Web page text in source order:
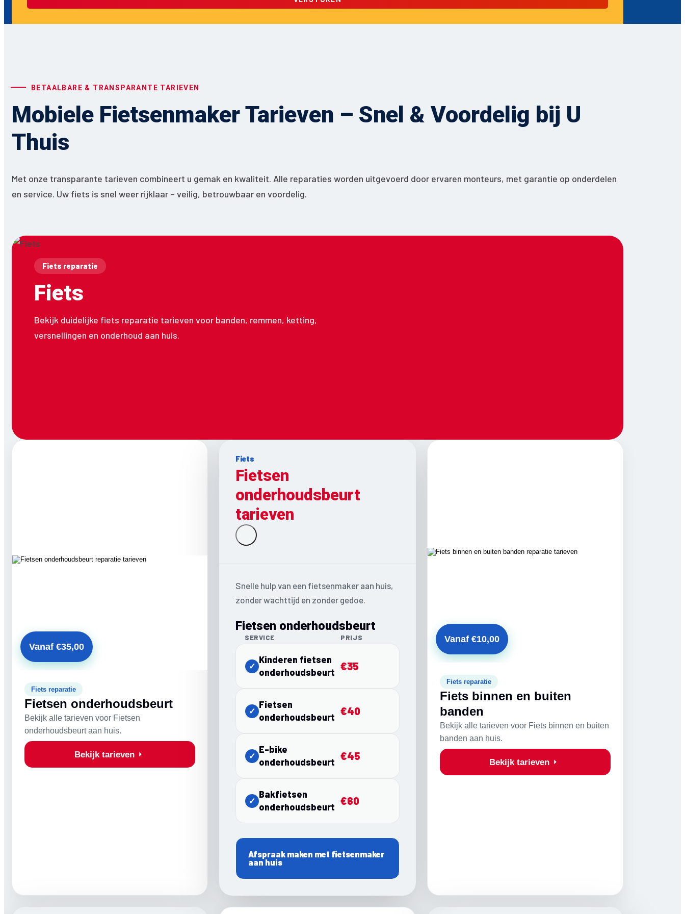
BETAALBARE & TRANSPARANTE TARIEVEN
Mobiele Fietsenmaker Tarieven – Snel & Voordelig bij U
Thuis
Met onze transparante tarieven combineert u gemak en kwaliteit. Alle reparaties worden uitgevoerd door ervaren monteurs, met garantie op onderdelen
en service. Uw fiets is snel weer rijklaar – veilig, betrouwbaar en voordelig.
Fiets reparatie
Fiets
Bekijk duidelijke fiets reparatie tarieven voor banden, remmen, ketting,
versnellingen en onderhoud aan huis.
Vanaf €35,00
Fiets reparatie
Fietsen onderhoudsbeurt
Bekijk alle tarieven voor Fietsen
onderhoudsbeurt aan huis.
Bekijk tarieven
Fiets
Fietsen
onderhoudsbeurt
tarieven
Snelle hulp van een fietsenmaker aan huis,
zonder wachttijd en zonder gedoe.
Fietsen onderhoudsbeurt
SERVICE PRIJS
✓
Kinderen fietsen
onderhoudsbeurt €35
✓
Fietsen
onderhoudsbeurt €40
✓
E-bike
onderhoudsbeurt €45
✓
Bakfietsen
onderhoudsbeurt €60
Afspraak maken met fietsenmaker
aan huis
Vanaf €10,00
Fiets reparatie
Fiets binnen en buiten
banden
Bekijk alle tarieven voor Fiets binnen en buiten
banden aan huis.
Bekijk tarieven